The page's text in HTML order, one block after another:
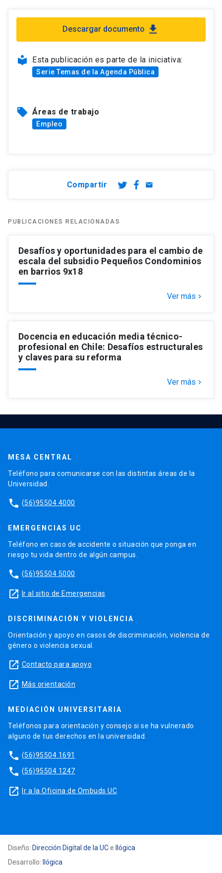
Descargar documento file_download
local_library Esta publicación es parte de la iniciativa:
Serie Temas de la Agenda Pública
local_offer Áreas de trabajo
Empleo
Compartir email
PUBLICACIONES RELACIONADAS
Desafíos y oportunidades para el cambio de
escala del subsidio Pequeños Condominios
en barrios 9x18
Ver más keyboard_arrow_right
Docencia en educación media técnico-
profesional en Chile: Desafíos estructurales
y claves para su reforma
Ver más keyboard_arrow_right
MESA CENTRAL
Teléfono para comunicarse con las distintas áreas de la
Universidad.
phone (56)95504 4000
EMERGENCIAS UC
Teléfono en caso de accidente o situación que ponga en
riesgo tu vida dentro de algún campus.
phone (56)95504 5000
launch Ir al sitio de Emergencias
DISCRIMINACIÓN Y VIOLENCIA
Orientación y apoyo en casos de discriminación, violencia de
género o violencia sexual.
launch Contacto para apoyo
launch Más orientación
MEDIACIÓN UNIVERSITARIA
Teléfonos para orientación y consejo si se ha vulnerado
alguno de tus derechos en la universidad.
phone (56)95504 1691
phone (56)95504 1247
launch Ir a la Oficina de Ombuds UC
Diseño: Dirección Digital de la UCe
Ilógica
Desarrollo:
Ilógica